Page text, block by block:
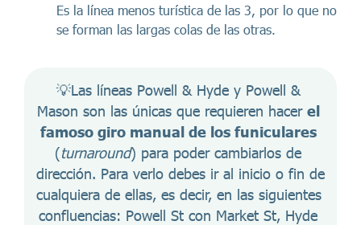
Es la línea menos turística de las 3, por lo que no
se forman las largas colas de las otras.
💡Las líneas Powell & Hyde y Powell &
Mason son las únicas que requieren hacer el
famoso giro manual de los funiculares
(turnaround) para poder cambiarlos de
dirección. Para verlo debes ir al inicio o fin de
cualquiera de ellas, es decir, en las siguientes
confluencias: Powell St con Market St, Hyde